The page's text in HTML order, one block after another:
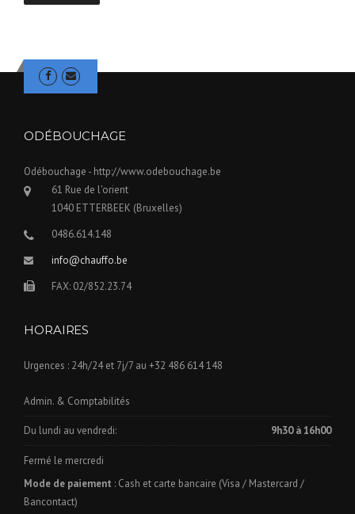
ODÉBOUCHAGE
Odébouchage - http://www.odebouchage.be
61 Rue de l'orient
1040 ETTERBEEK (Bruxelles)
0486.614.148
info@chauffo.be
FAX: 02/852.23.74
HORAIRES
Urgences : 24h/24 et 7j/7 au +32 486 614 148
Admin. & Comptabilités
Du lundi au vendredi: 9h30 à 16h00
Fermé le mercredi
Mode de paiement : Cash et carte bancaire (Visa / Mastercard /
Bancontact)